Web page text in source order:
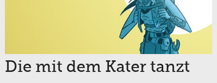
Die mit dem Kater tanzt